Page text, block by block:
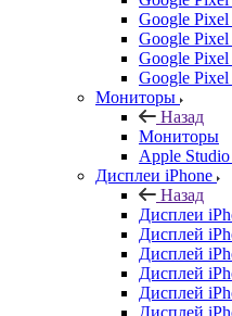
Google Pixel
Google
Google Pixel
Google Pixel
Мониторы
Назад
Мониторы
Apple
Дисплеи iPhone
Назад
Дисплеи
Дисплей
Дисплей
Дисплей
Дисплей
Дисплей